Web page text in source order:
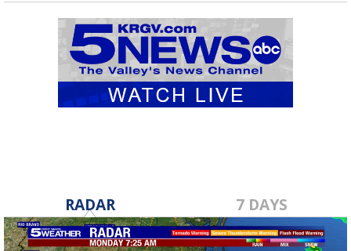
RADAR 7 DAYS